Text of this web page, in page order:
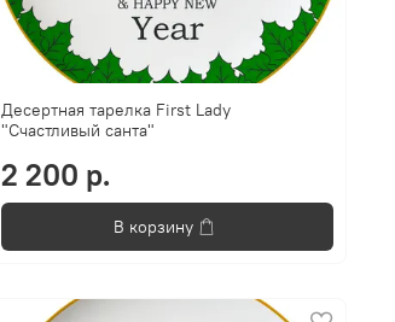
Десертная тарелка First Lady
"Счастливый санта"
2 200 р.
В корзину